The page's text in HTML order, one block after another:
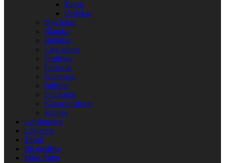
Tagen
Utelekar
Nya lekar
Blandat
Bollekar
Lära känna
Festlekar
Förskola
Gympasal
Jullekar
Femkamp
Klassrumslekar
Kluriga
Lekfinnaren
Lekindex
Tipsa!
Bli medlem
Mina Sidor